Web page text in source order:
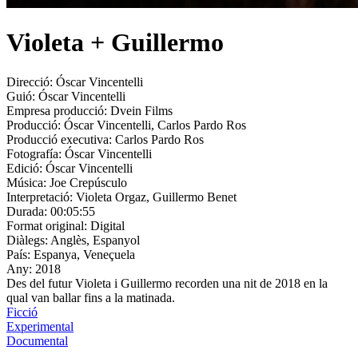
Violeta + Guillermo
Direcció: Óscar Vincentelli
Guió: Óscar Vincentelli
Empresa producció: Dvein Films
Producció: Óscar Vincentelli, Carlos Pardo Ros
Producció executiva: Carlos Pardo Ros
Fotografía: Óscar Vincentelli
Edició: Óscar Vincentelli
Música: Joe Crepúsculo
Interpretació: Violeta Orgaz, Guillermo Benet
Durada: 00:05:55
Format original: Digital
Diàlegs: Anglès, Espanyol
País: Espanya, Veneçuela
Any: 2018
Des del futur Violeta i Guillermo recorden una nit de 2018 en la
qual van ballar fins a la matinada.
Ficció
Experimental
Documental